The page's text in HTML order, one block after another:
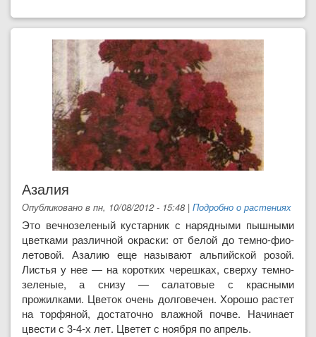
Азалия
Опубликовано в пн, 10/08/2012 - 15:48 | Подробно о растениях
Это вечнозеленый кустарник с на­рядными пышными
цветками различ­ной окраски: от белой до темно-фио­
летовой. Азалию еще называют аль­пийской розой.
Листья у нее — на ко­ротких черешках, сверху темно-
зеле­ные, а снизу — салатовые с красными
прожилками. Цветок очень долгове­чен. Хорошо растет
на торфяной, дос­таточно влажной почве. Начинает
цве­сти с 3-4-х лет. Цветет с ноября по ап­рель.